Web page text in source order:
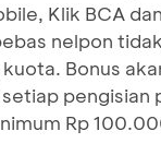
Klik BCA
nelpon
Bonus
pengisian
Rp